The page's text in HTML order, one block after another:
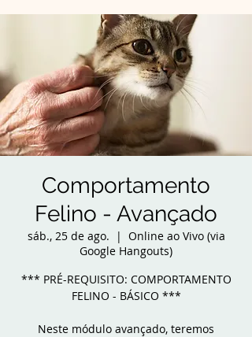
Comportamento
Felino - Avançado
sáb., 25 de ago.
  |
Online ao Vivo (via
Google Hangouts)
*** PRÉ-REQUISITO: COMPORTAMENTO
FELINO - BÁSICO ***
Neste módulo avançado, teremos